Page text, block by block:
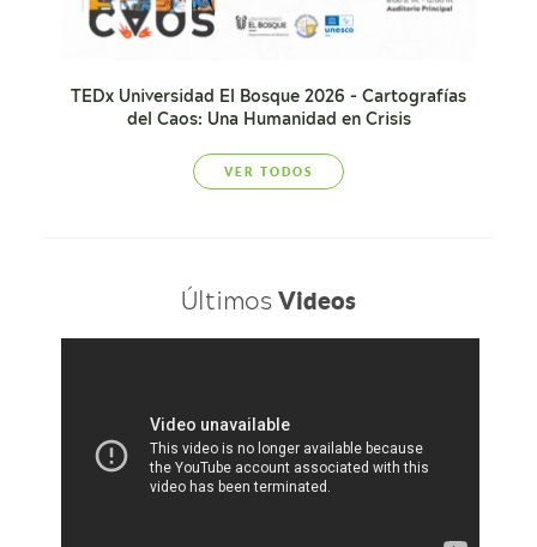
TEDx Universidad El Bosque 2026 - Cartografías
del Caos: Una Humanidad en Crisis
VER TODOS
Últimos Videos